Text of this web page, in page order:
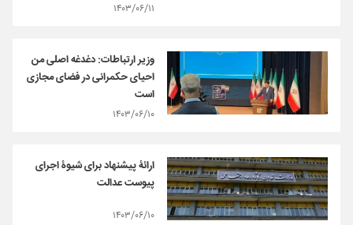
۱۴۰۳/۰۶/۱۱
وزیر ارتباطات: دغدغه اصلی من
احیای حکمرانی در فضای مجازی
است
۱۴۰۳/۰۶/۱۰
ارائۀ پیشنهاد برای شیوۀ اجرای
پیوست عدالت
۱۴۰۳/۰۶/۱۰